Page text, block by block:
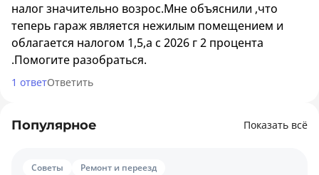
налог значительно возрос.Мне объяснили ,что
теперь гараж является нежилым помещением и
облагается налогом 1,5,а с 2026 г 2 процента
.Помогите разобраться.
1 ответОтветить
Популярное Показать всё
Советы Ремонт и переезд